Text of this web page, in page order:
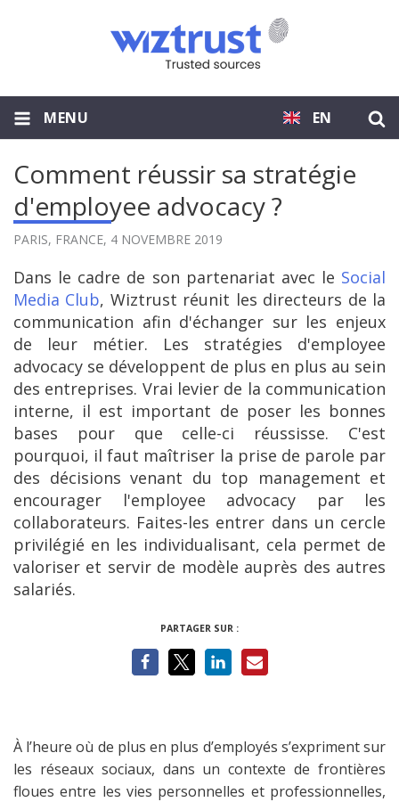
EN
MENU
Comment réussir sa stratégie
d'employee advocacy ?
PARIS, FRANCE, 4 NOVEMBRE 2019
Dans le cadre de son partenariat avec le Social
Media Club, Wiztrust réunit les directeurs de la
communication afin d'échanger sur les enjeux
de leur métier. Les stratégies d'employee
advocacy se développent de plus en plus au sein
des entreprises. Vrai levier de la communication
interne, il est important de poser les bonnes
bases pour que celle-ci réussisse. C'est
pourquoi, il faut maîtriser la prise de parole par
des décisions venant du top management et
encourager l'employee advocacy par les
collaborateurs. Faites-les entrer dans un cercle
privilégié en les individualisant, cela permet de
valoriser et servir de modèle auprès des autres
salariés.
PARTAGER SUR :
À l’heure où de plus en plus d’employés s’expriment sur
les réseaux sociaux, dans un contexte de frontières
floues entre les vies personnelles et professionnelles,